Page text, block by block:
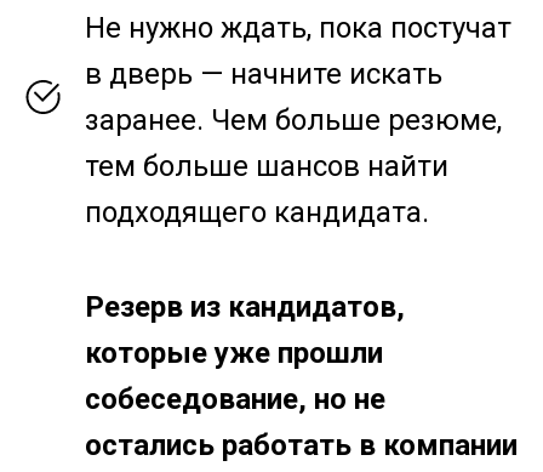
Не нужно ждать, пока постучат
в дверь — начните искать
заранее. Чем больше резюме,
тем больше шансов найти
подходящего кандидата.
Резерв из кандидатов,
которые уже прошли
собеседование, но не
остались работать в компании